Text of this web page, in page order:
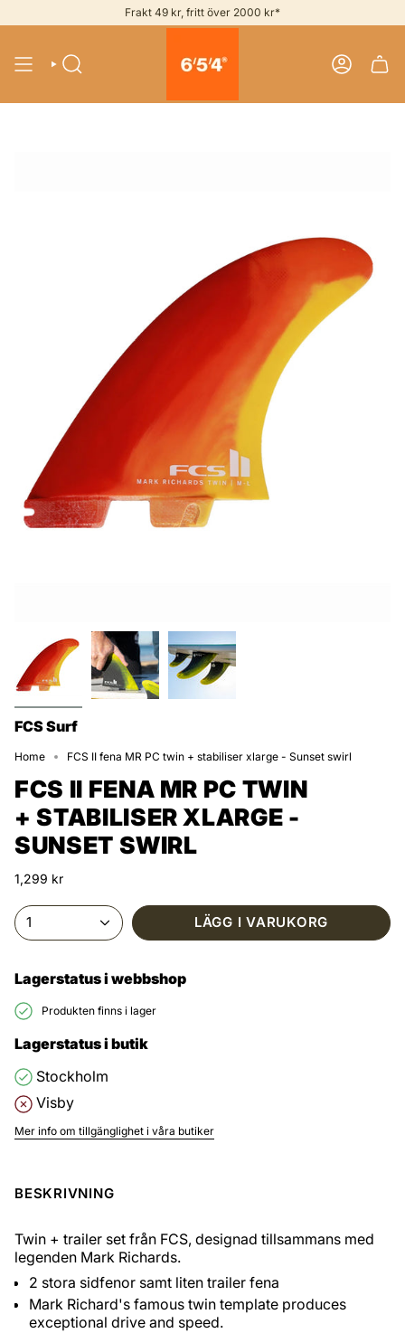
to
Frakt 49 kr, fritt över 2000 kr*
SEARCH ACCOUNT
FCS Surf
Home FCS II fena MR PC twin + stabiliser xlarge - Sunset swirl
FCS II FENA MR PC TWIN
+ STABILISER XLARGE -
SUNSET SWIRL
1,299 kr
1 LÄGG I VARUKORG
Lagerstatus i webbshop
Produkten finns i lager
Lagerstatus i butik
Stockholm
Visby
Mer info om tillgänglighet i våra butiker
BESKRIVNING
Twin + trailer set från FCS, designad tillsammans med
legenden Mark Richards.
2 stora sidfenor samt liten trailer fena
Mark Richard's famous twin template produces
exceptional drive and speed.